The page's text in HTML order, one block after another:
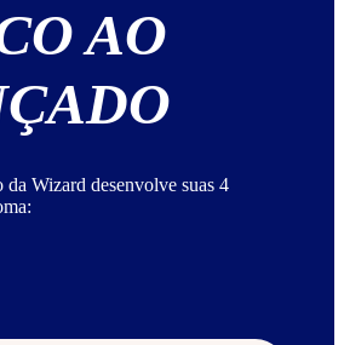
AO
Wizard desenvolve suas 4